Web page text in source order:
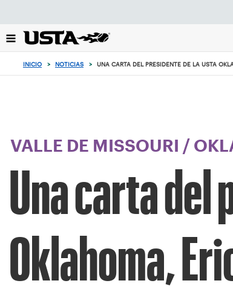
el
botón
INICIO > NOTICIAS > UNA CARTA DEL PRESIDENTE DE LA USTA
VALLE DE MISSOURI /
Una carta del
Oklahoma,